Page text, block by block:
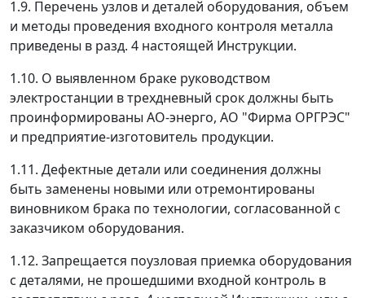
1.9. Перечень узлов и деталей оборудования, объем
и методы проведения входного контроля металла
приведены в разд. 4 настоящей Инструкции.
1.10. О выявленном браке руководством
электростанции в трехдневный срок должны быть
проинформированы АО-энерго, АО "Фирма ОРГРЭС"
и предприятие-изготовитель продукции.
1.11. Дефектные детали или соединения должны
быть заменены новыми или отремонтированы
виновником брака по технологии, согласованной с
заказчиком оборудования.
1.12. Запрещается поузловая приемка оборудования
с деталями, не прошедшими входной контроль в